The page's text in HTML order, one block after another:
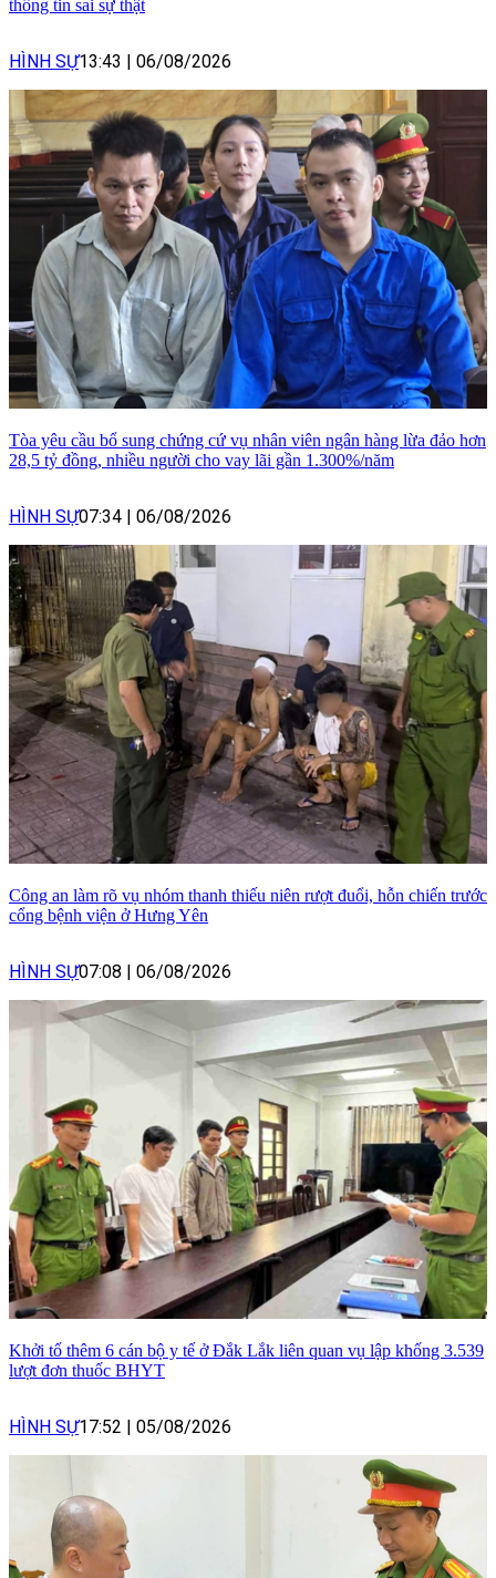
thông tin sai sự thật
HÌNH SỰ13:43 06/08/2026
Tòa yêu cầu bổ sung chứng cứ vụ nhân viên ngân hàng lừa đảo hơn
28,5 tỷ đồng, nhiều người cho vay lãi gần 1.300%/năm
HÌNH SỰ07:34 06/08/2026
Công an làm rõ vụ nhóm thanh thiếu niên rượt đuổi, hỗn chiến trước
cổng bệnh viện ở Hưng Yên
HÌNH SỰ07:08 06/08/2026
Khởi tố thêm 6 cán bộ y tế ở Đắk Lắk liên quan vụ lập khống 3.539
lượt đơn thuốc BHYT
HÌNH SỰ17:52 05/08/2026